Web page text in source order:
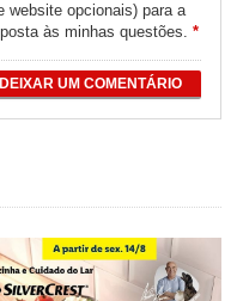
website opcionais) para a
às minhas questões.*
DEIXAR UM COMENTÁRIO